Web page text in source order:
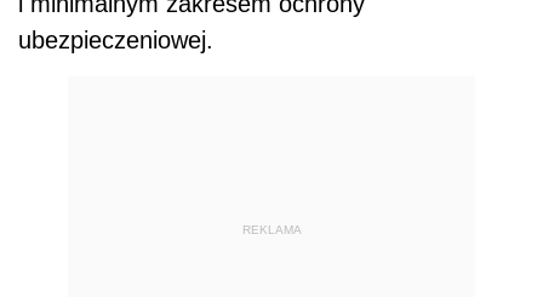
ubezpieczeniowej.
REKLAMA